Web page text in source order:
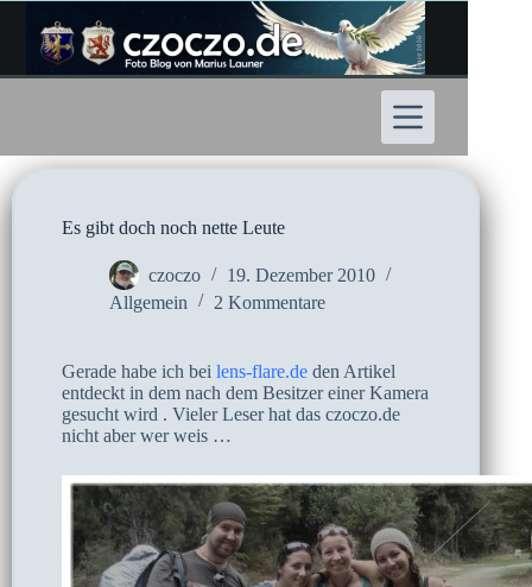
Inhalt
springen
Es gibt doch noch nette Leute
czoczo
19. Dezember 2010
Allgemein
2 Kommentare
Gerade habe ich bei lens-flare.de den Artikel
entdeckt in dem nach dem Besitzer einer Kamera
gesucht wird . Vieler Leser hat das czoczo.de
nicht aber wer weis …